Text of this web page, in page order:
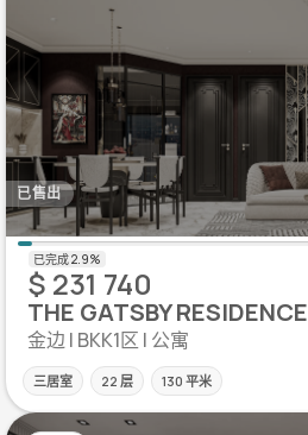
已售出
$ 231 740
THE GATSBY RESIDENCE
金边 | BKK1区 | 公寓
三居室 22 层 130 平米